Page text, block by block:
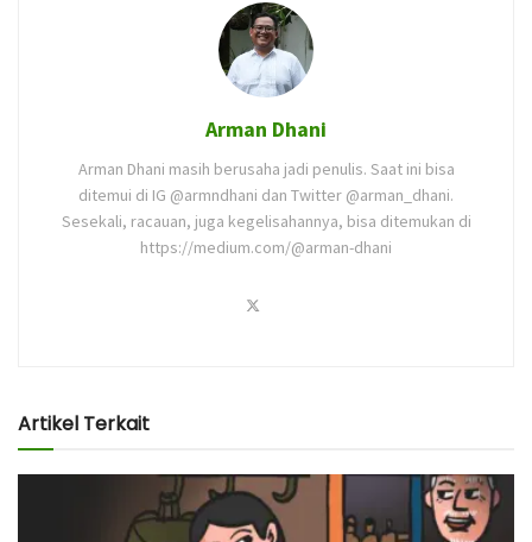
Arman Dhani
Arman Dhani masih berusaha jadi penulis. Saat ini bisa
ditemui di IG @armndhani dan Twitter @arman_dhani.
Sesekali, racauan, juga kegelisahannya, bisa ditemukan di
https://medium.com/@arman-dhani
Artikel Terkait